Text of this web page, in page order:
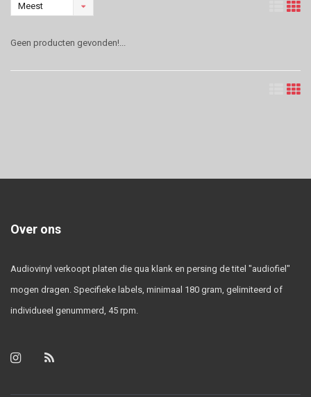
Meest
Geen producten gevonden!...
Over ons
Audiovinyl verkoopt platen die qua klank en persing de titel "audiofiel"
mogen dragen. Specifieke labels, minimaal 180 gram, gelimiteerd of
individueel genummerd, 45 rpm.